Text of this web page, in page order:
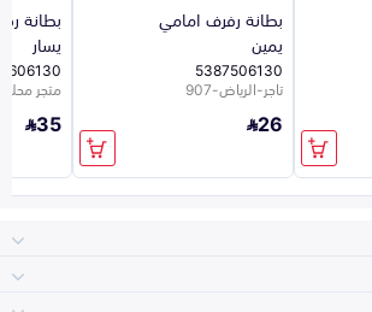
بطانة رفرف امامي
يمين
5387506130
تاجر-الرياض-907
26
بطانة
يسار
متجر محلي
35